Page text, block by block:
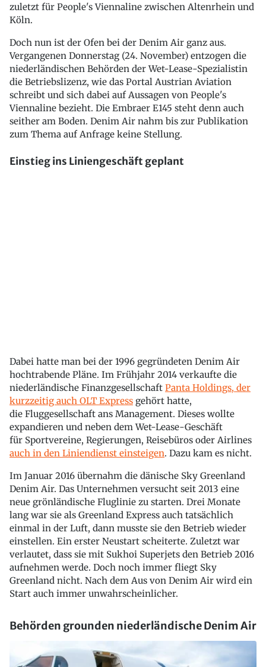
zuletzt für People's Viennaline zwischen Altenrhein und
Köln.
Doch nun ist der Ofen bei der Denim Air ganz aus.
Vergangenen Donnerstag (24. November) entzogen die
niederländischen Behörden der Wet-Lease-Spezialistin
die Betriebslizenz, wie das Portal Austrian Aviation
schreibt und sich dabei auf Aussagen von People's
Viennaline bezieht. Die Embraer E145 steht denn auch
seither am Boden. Denim Air nahm bis zur Publikation
zum Thema auf Anfrage keine Stellung.
Einstieg ins Liniengeschäft geplant
Dabei hatte man bei der 1996 gegründeten Denim Air
hochtrabende Pläne. Im Frühjahr 2014 verkaufte die
niederländische Finanzgesellschaft Panta Holdings, der
kurzzeitig auch OLT Express gehört hatte,
die Fluggesellschaft ans Management. Dieses wollte
expandieren und neben dem Wet-Lease-Geschäft
für Sportvereine, Regierungen, Reisebüros oder Airlines
auch in den Liniendienst einsteigen. Dazu kam es nicht.
Im Januar 2016 übernahm die dänische Sky Greenland
Denim Air. Das Unternehmen versucht seit 2013 eine
neue grönländische Fluglinie zu starten. Drei Monate
lang war sie als Greenland Express auch tatsächlich
einmal in der Luft, dann musste sie den Betrieb wieder
einstellen. Ein erster Neustart scheiterte. Zuletzt war
verlautet, dass sie mit Sukhoi Superjets den Betrieb 2016
aufnehmen werde. Doch noch immer fliegt Sky
Greenland nicht. Nach dem Aus von Denim Air wird ein
Start auch immer unwahrscheinlicher.
Behörden grounden niederländische Denim Air